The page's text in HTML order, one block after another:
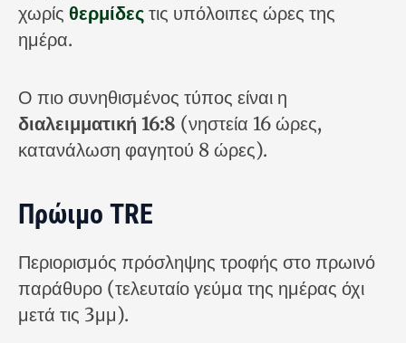
χωρίς θερμίδεςτις υπόλοιπες ώρες της
ημέρα.
Ο πιο συνηθισμένος τύπος είναι η
διαλειμματική 16:8 (νηστεία 16 ώρες,
κατανάλωση φαγητού 8 ώρες).
Πρώιμο TRE
Περιορισμός πρόσληψης τροφής στο πρωινό
παράθυρο (τελευταίο γεύμα της ημέρας όχι
μετά τις 3μμ).